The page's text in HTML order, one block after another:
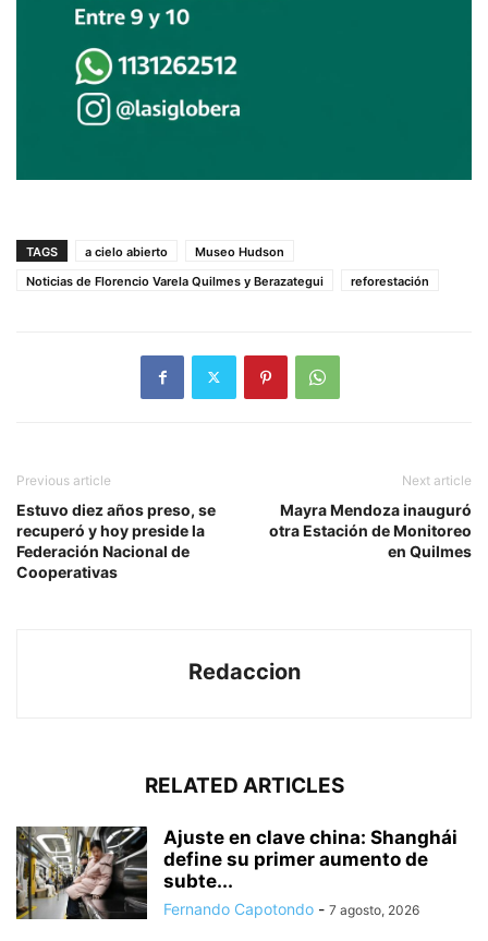
TAGS a cielo abierto
Museo Hudson
Noticias de Florencio Varela Quilmes y Berazategui
reforestación
Previous article
Estuvo diez años preso, se
recuperó y hoy preside la
Federación Nacional de
Cooperativas
Next article
Mayra Mendoza inauguró
otra Estación de Monitoreo
en Quilmes
Redaccion
RELATED ARTICLES
Ajuste en clave china: Shanghái
define su primer aumento de
subte...
Fernando Capotondo - 7 agosto, 2026